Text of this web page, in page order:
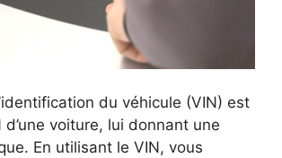
du véhicule (VIN) est
d’une voiture, lui donnant une
En utilisant le VIN, vous